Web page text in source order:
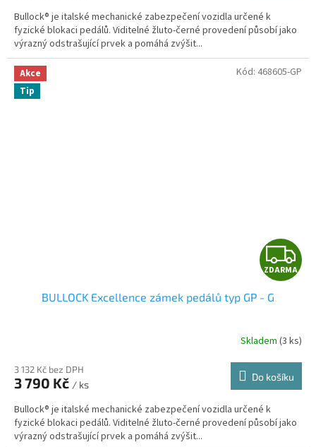
Bullock® je italské mechanické zabezpečení vozidla určené k
fyzické blokaci pedálů. Viditelné žluto-černé provedení působí jako
výrazný odstrašující prvek a pomáhá zvýšit...
Akce
Tip
Z
D
R
ZDARMA
BULLOCK Excellence zámek pedálů typ GP - G
Skladem (3 ks)
3 132 Kč bez DPH
3 790 Kč / ks
Do košíku
Bullock® je italské mechanické zabezpečení vozidla určené k
fyzické blokaci pedálů. Viditelné žluto-černé provedení působí jako
výrazný odstrašující prvek a pomáhá zvýšit...
Kód: 468605-GP